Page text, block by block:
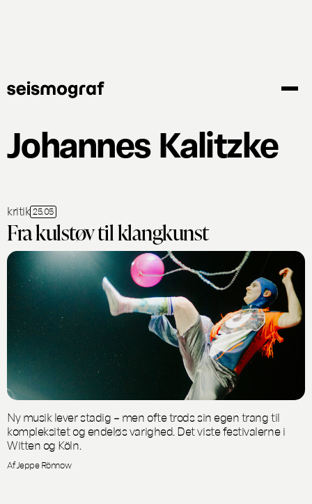
Johannes Kalitzke
kritik 25.05
Fra kulstøv til klangkunst
Ny musik lever stadig – men ofte trods sin egen trang til
kompleksitet og endeløs varighed. Det viste festivalerne i
Witten og Köln.
Af Jeppe Rönnow